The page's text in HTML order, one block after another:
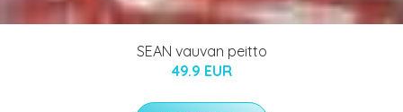
SEAN vauvan peitto
49.9 EUR